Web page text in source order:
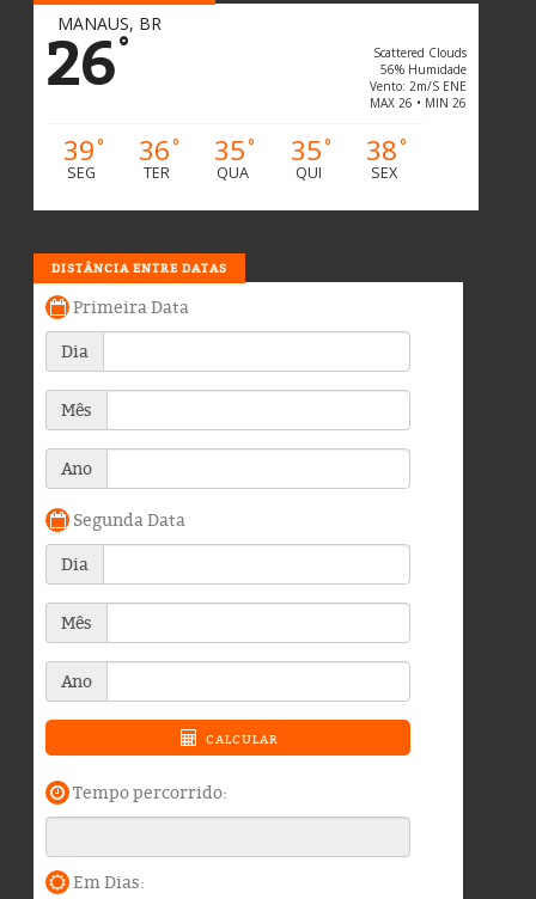
MANAUS, BR
26°
Scattered Clouds
56% Humidade
Vento: 2m/s ENE
MAX 26 • MIN 26
39°
SEG
36°
TER
35°
QUA
35°
QUI
38°
SEX
DISTÂNCIA ENTRE DATAS